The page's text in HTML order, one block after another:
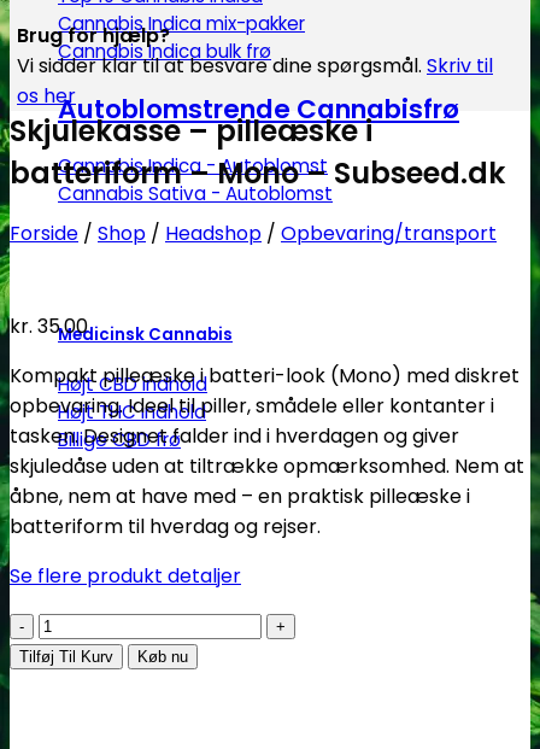
Cannabis Indica mix-pakker
Cannabis Indica bulk frø
Autoblomstrende Cannabisfrø
Cannabis Indica - Autoblomst
Cannabis Sativa - Autoblomst
Medicinsk Cannabis
Højt CBD indhold
Højt THC indhold
Billige CBD frø
Brug for hjælp?
Vi sidder klar til at besvare dine spørgsmål. Skriv til
os her
Skjulekasse – pilleæske i
batteriform – Mono – Subseed.dk
Forside / Shop / Headshop / Opbevaring/transport
kr. 35.00
Kompakt pilleæske i batteri-look (Mono) med diskret
opbevaring. Ideel til piller, smådele eller kontanter i
tasken. Designet falder ind i hverdagen og giver
skjuledåse uden at tiltrække opmærksomhed. Nem at
åbne, nem at have med – en praktisk pilleæske i
batteriform til hverdag og rejser.
Se flere produkt detaljer
Skjulekasse
–
Tilføj Til Kurv Køb nu